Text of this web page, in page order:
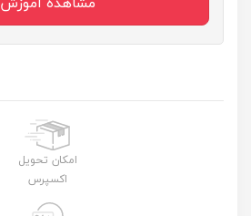
امکان تحویل
اکسپرس